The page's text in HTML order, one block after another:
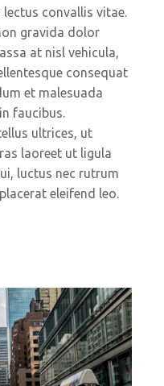
lectus convallis vitae.
gravida dolor
at nisl vehicula,
consequat
et malesuada
faucibus.
ultrices, ut
laoreet ut ligula
luctus nec rutrum
eleifend leo.